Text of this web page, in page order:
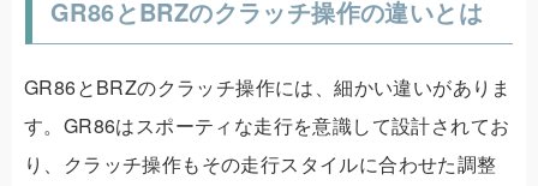
GR86とBRZのクラッチ操作の違いとは
GR86とBRZのクラッチ操作には、細かい違いがありま
す。GR86はスポーティな走行を意識して設計されてお
り、クラッチ操作もその走行スタイルに合わせた調整